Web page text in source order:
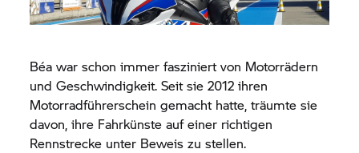
Béa war schon immer fasziniert von Motorrädern
und Geschwindigkeit. Seit sie 2012 ihren
Motorradführerschein gemacht hatte, träumte sie
davon, ihre Fahrkünste auf einer richtigen
Rennstrecke unter Beweis zu stellen.